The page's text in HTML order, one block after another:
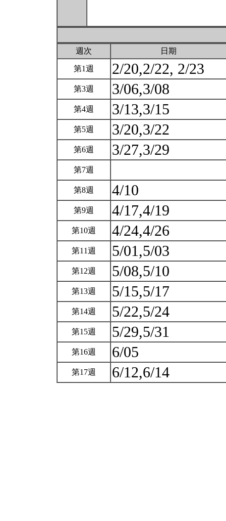
週次 日期
第1週 2/20,2/22, 2/23
第3週 3/06,3/08
第4週 3/13,3/15
第5週 3/20,3/22
第6週 3/27,3/29
第7週
第8週 4/10
第9週 4/17,4/19
第10週 4/24,4/26
第11週 5/01,5/03
第12週 5/08,5/10
第13週 5/15,5/17
第14週 5/22,5/24
第15週 5/29,5/31
第16週 6/05
第17週 6/12,6/14